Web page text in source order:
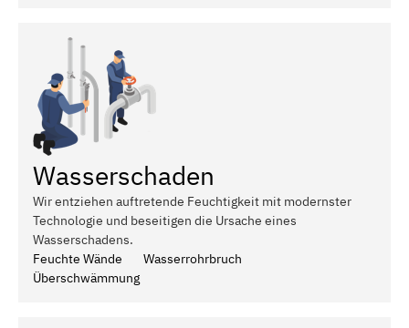
Wasserschaden
Wir entziehen auftretende Feuchtigkeit mit modernster
Technologie und beseitigen die Ursache eines
Wasserschadens.
Feuchte Wände
Wasserrohrbruch
Überschwämmung